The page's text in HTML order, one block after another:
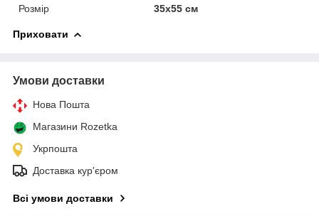
Розмір
35х55 см
Приховати
Умови доставки
Нова Пошта
Магазини Rozetka
Укрпошта
Доставка кур'єром
Всі умови доставки